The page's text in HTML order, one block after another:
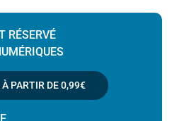
RÉSERVÉ
PARTIR DE0,99€